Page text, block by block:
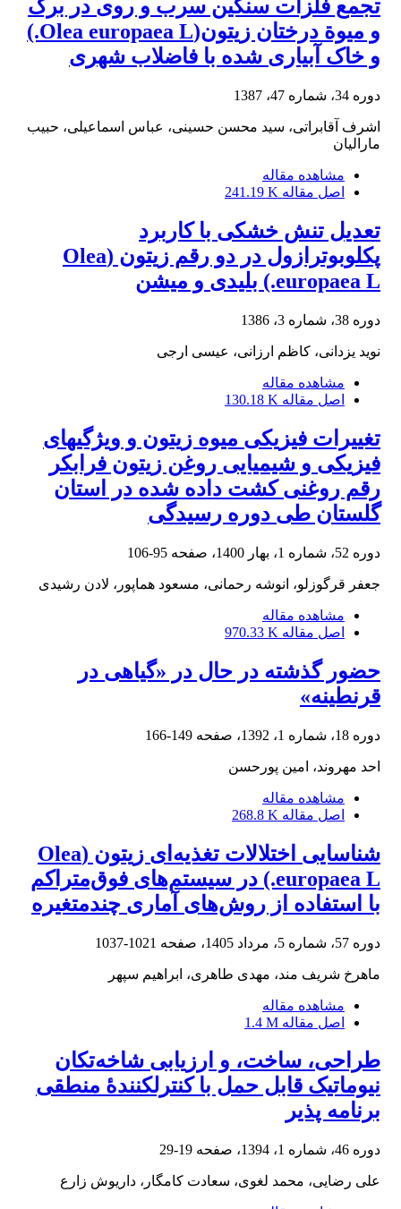
تجمع فلزات سنگین سرب و روی در برگ
و میوة درختان زیتون(Olea europaea L.)
و خاک آبیاری شده با فاضلاب شهری
دوره 34، شماره 47، 1387
اشرف آقابراتی، سید محسن حسینی، عباس اسماعیلی، حبیب
مارالیان
مشاهده مقاله
اصل مقاله 241.19 K
تعدیل تنش خشکی با کاربرد
پکلوبوترازول در دو رقم زیتون (Olea
europaea L.) بلیدی و میشن
دوره 38، شماره 3، 1386
نوید یزدانی، کاظم ارزانی، عیسی ارجی
مشاهده مقاله
اصل مقاله 130.18 K
تغییرات فیزیکی میوه زیتون و ویژگی‏های
فیزیکی و شیمیایی روغن زیتون فرابکر
رقم روغنی کشت داده شده در استان
گلستان طی دوره رسیدگی
دوره 52، شماره 1، بهار 1400، صفحه 95-106
جعفر قرگوزلو، انوشه رحمانی، مسعود هماپور، لادن رشیدی
مشاهده مقاله
اصل مقاله 970.33 K
حضور گذشته در حال در «گیاهی در
قرنطینه»
دوره 18، شماره 1، 1392، صفحه 149-166
احد مهروند، امین پورحسن
مشاهده مقاله
اصل مقاله 268.8 K
شناسایی اختلالات تغذیه‌ای زیتون (Olea
europaea L.) در سیستم‌های فوق‌متراکم
با استفاده از روش‌های آماری چندمتغیره
دوره 57، شماره 5، مرداد 1405، صفحه 1021-1037
ماهرخ شریف مند، مهدی طاهری، ابراهیم سپهر
مشاهده مقاله
اصل مقاله 1.4 M
طراحی، ساخت، و ارزیابی شاخه‌تکان
نیوماتیک قابل حمل با کنترل‏کنندۀ منطقی
برنامه‏ پذیر
دوره 46، شماره 1، 1394، صفحه 19-29
علی رضایی، محمد لغوی، سعادت کامگار، داریوش زارع